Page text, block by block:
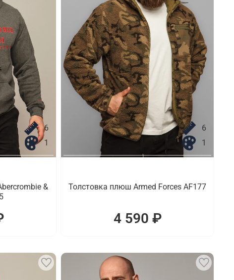
6
1
&
6
1
Толстовка плюш Armed Forces AF177
4 590 ₽